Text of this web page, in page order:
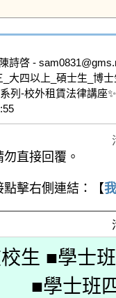
詩啓 -
大四以上_碩士生_博士
列-校外租賃法律講座
日期： 2026-04-22  ( 星期三 )  07:55
直接回覆。
擊右側連結：【
生 ■學士
■學士班